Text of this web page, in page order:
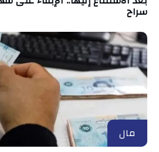
سراح
مال